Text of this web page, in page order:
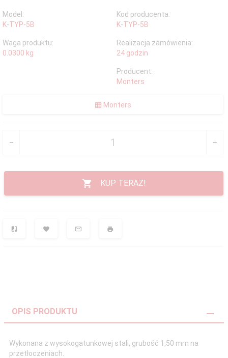
Model:
K-TYP-5B
Kod producenta:
K-TYP-5B
Waga produktu:
0.0300 kg
Realizacja zamówienia:
24 godzin
Producent:
Monters
Monters
KUP TERAZ!
OPIS PRODUKTU
Wykonana z wysokogatunkowej stali, grubość 1,50 mm na
przetłoczeniach.